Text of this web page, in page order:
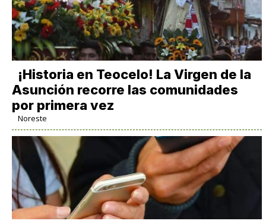
​¡Historia en Teocelo! La Virgen de la
Asunción recorre las comunidades
por primera vez
Noreste